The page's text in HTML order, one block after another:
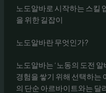
노도알바로 시작하는 스킬
을 위한 길잡이
노도알바란 무엇인가?
노도알바는 ‘노동의 도전
경험을 쌓기 위해 선택하는
의 단순 아르바이트와는 달